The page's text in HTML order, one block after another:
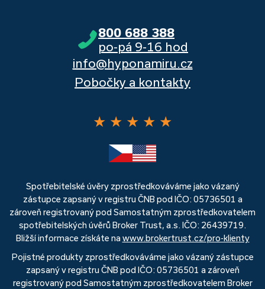
800 688 388
po-pá 9-16 hod
info@hyponamiru.cz
Pobočky a kontakty
★ ★ ★ ★ ★
Spotřebitelské úvěry zprostředkováváme jako vázaný
zástupce zapsaný v registru ČNB pod IČO: 05736501 a
zároveň registrovaný pod Samostatným zprostředkovatelem
spotřebitelských úvěrů Broker Trust, a.s. IČO: 26439719.
Bližší informace získáte na www.brokertrust.cz/pro-klienty
Pojistné produkty zprostředkováváme jako vázaný zástupce
zapsaný v registru ČNB pod IČO: 05736501 a zároveň
registrovaný pod Samostatným zprostředkovatelem Broker